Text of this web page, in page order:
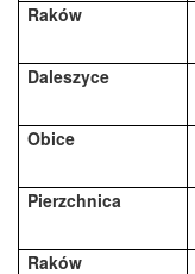
Raków
Daleszyce
Obice
Pierzchnica
Raków